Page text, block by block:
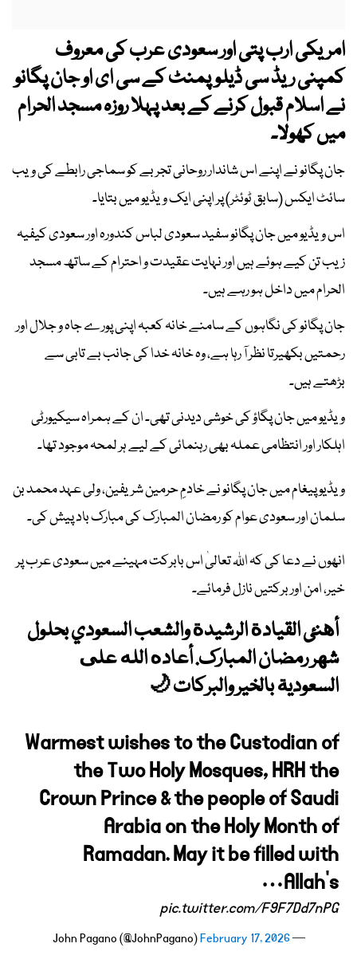
امریکی ارب پتی اور سعودی عرب کی معروف
کمپنی ریڈ سی ڈیلوپمنٹ کے سی ای او جان پگانو
نے اسلام قبول کرنے کے بعد پہلا روزہ مسجد الحرام
میں کھولا۔
جان پگانو نے اپنے اس شاندار روحانی تجربے کو سماجی رابطے کی ویب
سائٹ ایکس (سابق ٹوئٹر) پر اپنی ایک ویڈیو میں بتایا۔
اس ویڈیو میں جان پگانو سفید سعودی لباس کندورہ اور سعودی کیفیہ
زیب تن کیے ہوئے ہیں اور نہایت عقیدت و احترام کے ساتھ مسجد
الحرام میں داخل ہو رہے ہیں۔
جان پگانو کی نگاہوں کے سامنے خانہ کعبہ اپنی پورے جاہ و جلال اور
رحمتیں بکھیرتا نظر آ رہا ہے، وہ خانہ خدا کی جانب بے تابی سے
بڑھتے ہیں۔
ویڈیو میں جان پگاؤ کی خوشی دیدنی تھی۔ ان کے ہمراہ سیکیورٹی
اہلکار اور انتظامی عملہ بھی رہنمائی کے لیے ہر لمحہ موجود تھا۔
ویڈیو پیغام میں جان پگانو نے خادمِ حرمین شریفین، ولی عہد محمد بن
سلمان اور سعودی عوام کو رمضان المبارک کی مبارک باد پیش کی۔
انھوں نے دعا کی کہ اللہ تعالیٰ اس بابرکت مہینے میں سعودی عرب پر
خیر، امن اور برکتیں نازل فرمائے۔
أهنئ القيادة الرشيدة والشعب السعودي بحلول
شهر رمضان المبارك. أعاده الله على
السعودية بالخير والبركات 🌙
Warmest wishes to the Custodian of
the Two Holy Mosques, HRH the
Crown Prince & the people of Saudi
Arabia on the Holy Month of
Ramadan. May it be filled with
Allah's…
pic.twitter.com/F9F7Dd7nPG
— John Pagano (@JohnPagano)
February 17, 2026